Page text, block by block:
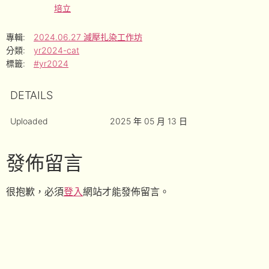
培立
專輯:
2024.06.27 減壓扎染工作坊
分類:
yr2024-cat
標籤:
#yr2024
DETAILS
Uploaded 2025 年 05 月 13 日
發佈留言
很抱歉，必須登入網站才能發佈留言。